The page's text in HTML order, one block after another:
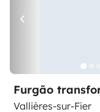
Furgão
Vallières-sur-Fier